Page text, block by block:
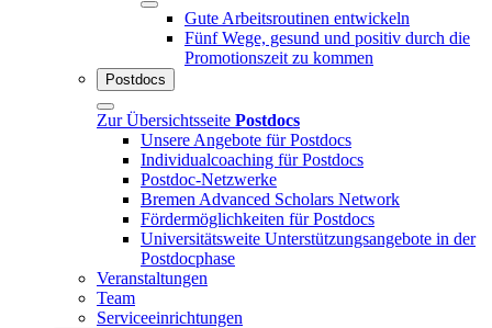
Gute Arbeitsroutinen entwickeln
Fünf Wege, gesund und positiv durch die
Promotionszeit zu kommen
Postdocs
Zur Übersichtsseite Postdocs
Unsere Angebote für Postdocs
Individualcoaching für Postdocs
Postdoc-Netzwerke
Bremen Advanced Scholars Network
Fördermöglichkeiten für Postdocs
Universitätsweite Unterstützungsangebote in der
Postdocphase
Veranstaltungen
Team
Serviceeinrichtungen